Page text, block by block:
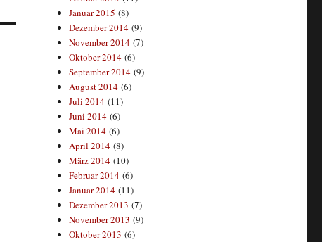
Januar 2015 (8)
Dezember 2014 (9)
November 2014 (7)
Oktober 2014 (6)
September 2014 (9)
August 2014 (6)
Juli 2014 (11)
Juni 2014 (6)
Mai 2014 (6)
April 2014 (8)
März 2014 (10)
Februar 2014 (6)
Januar 2014 (11)
Dezember 2013 (7)
November 2013 (9)
Oktober 2013 (6)